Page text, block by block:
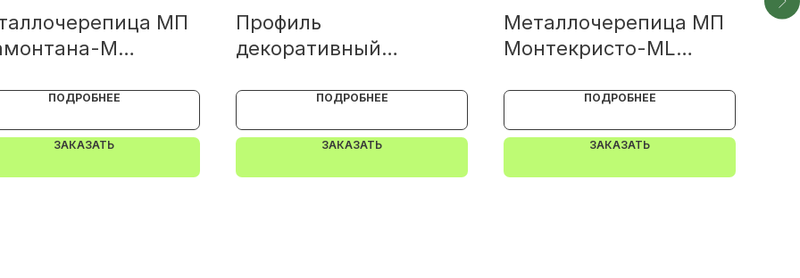
МП
M
ПОДРОБНЕЕ
ЗАКАЗАТЬ
Профиль
декоративный
ПОДРОБНЕЕ
ЗАКАЗАТЬ
Металлочерепица МП
Монтекристо-ML
ПОДРОБНЕЕ
ЗАКАЗАТЬ